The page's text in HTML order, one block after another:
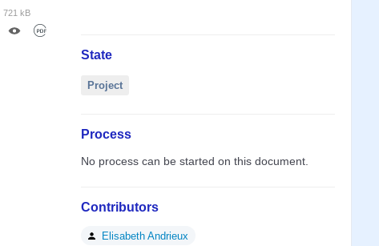
721 kB
State
Project
Process
No process can be started on this document.
Contributors
Elisabeth Andrieux